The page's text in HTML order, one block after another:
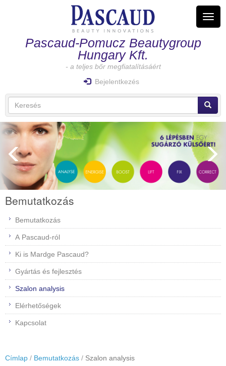
Pascaud-Pomucz Beautygroup
Hungary Kft.
- a teljes bőr megfiatalításáért
Bejelentkezés
Keresés
űrlap Keresés
Bemutatkozás
Bemutatkozás
A Pascaud-ról
Ki is Mardge Pascaud?
Gyártás és fejlesztés
Szalon analysis
Elérhetőségek
Kapcsolat
Címlap Bemutatkozás Szalon analysis